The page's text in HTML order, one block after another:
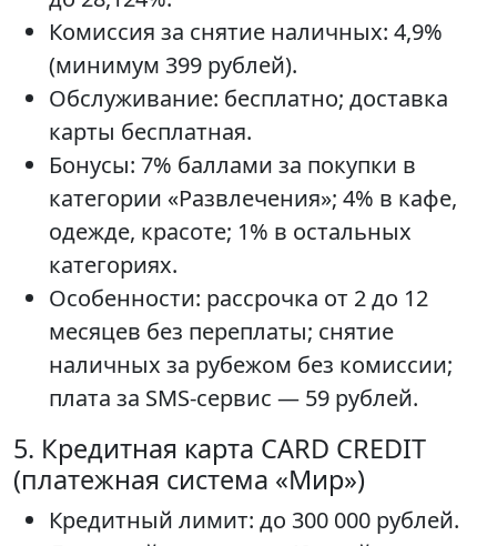
Комиссия за снятие наличных: 4,9%
(минимум 399 рублей).
Обслуживание: бесплатно; доставка
карты бесплатная.
Бонусы: 7% баллами за покупки в
категории «Развлечения»; 4% в кафе,
одежде, красоте; 1% в остальных
категориях.
Особенности: рассрочка от 2 до 12
месяцев без переплаты; снятие
наличных за рубежом без комиссии;
плата за SMS-сервис — 59 рублей.
5. Кредитная карта CARD CREDIT
(платежная система «Мир»)
Кредитный лимит: до 300 000 рублей.